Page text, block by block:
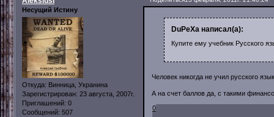
Несущий Истину
Откуда: Винница, Укранина
Зарегистрирован: 23 августа, 2007г.
Приглашений: 0
Сообщений: 507
DuPeXa написал(а):
Купите ему учебник Русского
Человек никогда не учил русского
А на счет баллов да, с такими
0